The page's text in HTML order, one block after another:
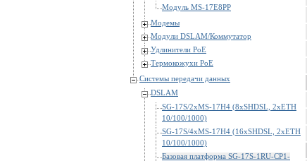
Модуль MS-17E8PP
Модемы
Модули DSLAM/Коммутатор
Удлинители PoE
Термокожухи PoE
Системы передачи данных
DSLAM
SG-17S/2xMS-17H4 (8xSHDSL, 2xETH
10/100/1000)
SG-17S/4xMS-17H4 (16xSHDSL, 2xETH
10/100/1000)
Базовая платформа SG-17S-1RU-CP1-